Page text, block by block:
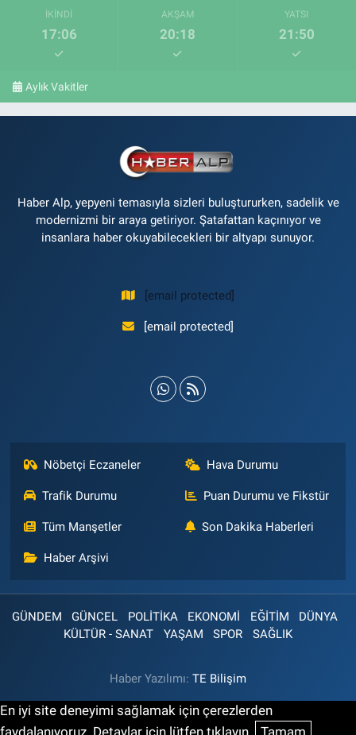
İKINDI
17:06
AKŞAM
20:18
YATSI
21:50
Aylık Vakitler
Haber Alp, yepyeni temasıyla sizleri buluştururken, sadelik ve
modernizmi bir araya getiriyor. Şatafattan kaçınıyor ve
insanlara haber okuyabilecekleri bir altyapı sunuyor.
[email protected]
[email protected]
Nöbetçi Eczaneler Hava Durumu
Trafik Durumu Puan Durumu ve Fikstür
Tüm Manşetler Son Dakika Haberleri
Haber Arşivi
GÜNDEM GÜNCEL POLİTİKA EKONOMİ EĞİTİM
DÜNYA
KÜLTÜR - SANAT
YAŞAM SPOR SAĞLIK
Haber Yazılımı: TE Bilişim
En iyi site deneyimi sağlamak için çerezlerden
faydalanıyoruz. Detaylar için lütfen tıklayın.
Tamam